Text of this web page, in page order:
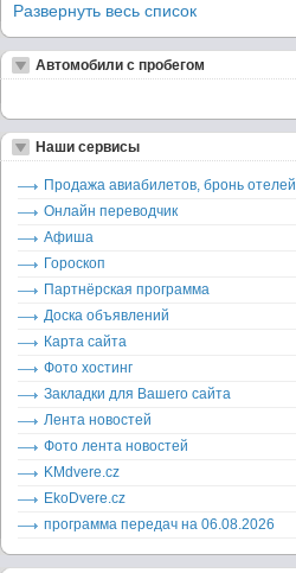
Развернуть весь список
Автомобили с пробегом
Наши сервисы
Продажа авиабилетов, бронь отелей
Онлайн переводчик
Афиша
Гороскоп
Партнёрская программа
Доска объявлений
Карта сайта
Фото хостинг
Закладки для Вашего сайта
Лента новостей
Фото лента новостей
KMdvere.cz
EkoDvere.cz
программа передач на 06.08.2026